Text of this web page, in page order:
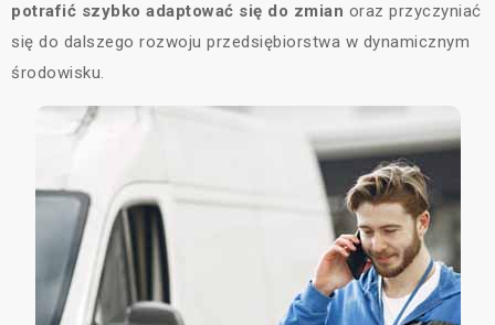
potrafić szybko adaptować się do zmian oraz przyczyniać
się do dalszego rozwoju przedsiębiorstwa w dynamicznym
środowisku.